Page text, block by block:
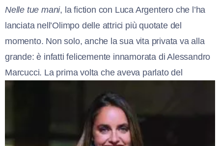
Nelle tue mani, la fiction con Luca Argentero che l’ha
lanciata nell’Olimpo delle attrici più quotate del
momento. Non solo, anche la sua vita privata va alla
grande: è infatti felicemente innamorata di Alessandro
Marcucci. La prima volta che aveva parlato del